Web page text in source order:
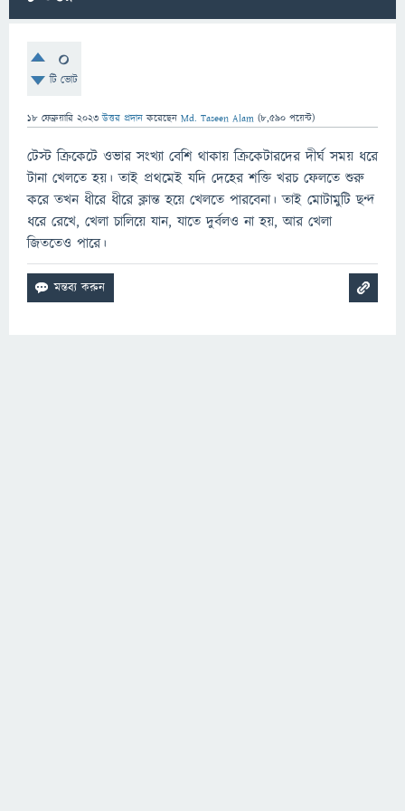
0
টি ভোট
18 ফেব্রুয়ারি 2023 উত্তর প্রদান করেছেন Md. Taseen Alam (8,590 পয়েন্ট)
টেস্ট ক্রিকেটে ওভার সংখ্যা বেশি থাকায় ক্রিকেটারদের দীর্ঘ সময় ধরে
টানা খেলতে হয়। তাই প্রথমেই যদি দেহের শক্তি খরচ ফেলতে শুরু
করে তখন ধীরে ধীরে ক্লান্ত হয়ে খেলতে পারবেনা। তাই মোটামুটি ছন্দ
ধরে রেখে, খেলা চালিয়ে যান, যাতে দুর্বলও না হয়, আর খেলা
জিততেও পারে।